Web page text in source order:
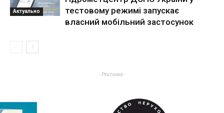
Актуально
тестовому режимі запускає
власний мобільний застосунок
- Реклама -